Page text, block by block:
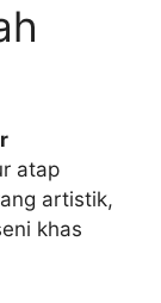
atap
artistik,
khas